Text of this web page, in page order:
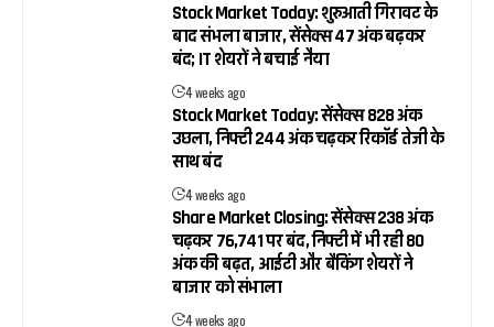
Stock Market Today: शुरुआती गिरावट के
बाद संभला बाजार, सेंसेक्स 47 अंक बढ़कर
बंद; IT शेयरों ने बचाई नैया
4 weeks ago
Stock Market Today: सेंसेक्स 828 अंक
उछला, निफ्टी 244 अंक चढ़कर रिकॉर्ड तेजी के
साथ बंद
4 weeks ago
Share Market Closing: सेंसेक्स 238 अंक
चढ़कर 76,741 पर बंद, निफ्टी में भी रही 80
अंक की बढ़त, आईटी और बैंकिंग शेयरों ने
बाजार को संभाला
4 weeks ago